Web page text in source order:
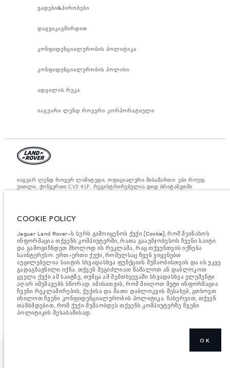
ვადები&პირობები
დაგვიკავშირდით
კონფიდენციალურობის პოლიტიკა
კონფიდენციალურობის პოლისი
ადგილის რუკა
იაგუარი ლენდ როვერი კორპორატიული
იაგუარ ლენდ როვერ ლიმიტედი, ოფიციალური მისამართი: ები როუდ,
უითლი, ქონვერთი CV3 4LF. რეგისტრირებულია დიდ ბრიტანეთში
მითითებულია მხოლოდ შედარებითი მიზნისათვის. ვებ გვერდზე
შესაძლებელია იცვლებოდეს ბაზრის მიხედვით და ცვლილება
აუცილებლად მოხდება შეტყობინების შემდეგ. დეტალური ინფორმაციის
მისაღებად, გთხოვთ, მიმართეთ ადგილობრივ დილერს.
მნიშვნელოვანი ინფორმაცია გამოსახულებისა და სპეციფიკაციის
შესახებ.ნახევარგამტარების გლობალური დეფიციტი ამჟამად გავლენას
ახდენს ავტომობილის კონსტრუქციის სპეციფიკაციებზე, მოდელების
ხელმისაწვდომობასა და აწყობის ვადებზე. ეს არის ძალიან დინამიური
სიტუაცია და, შედეგად, ვებსაიტში გამოყენებული გამოსახულება
შეიძლება სრულად არ ასახავდეს ფუნქციების, ოფციების, გაფორმებისა
და ფერის სქემების მიმდინარე სპეციფიკაციებს. გთხოვთ, მიმართოთ
თქვენს დილერს, რომელიც შეძლებს დაადასტუროს თქვენთან არსებული
შეზღუდვები, რომ იყოთ წინასწარ ინფორმირებული
COOKIE POLICY
Jaguar Land Rover-ს სურს გამოიყენოს ქუქი (Cookie), რომ შეინახოს
ინფორმაცია თქვენს კომპიუტერში, რათა გააუმჯობესოს ჩვენი საიტი
და გამოგიჩნდეთ მხოლოდ ის რეკლამა, რაც თქვენთვის იქნება
საინტერესო. ერთ-ერთი ქუქი, რომელსაც ჩვენ ვიყენებთ
აუცილებელია საიტის სხვადასხვა ფუნქციის მუშაობისთვის და ის უკვე
გადაგზავნილი იქნა. თქვენ შეგიძლიათ წაშალოთ ან დაბლოკოთ
ყველა ქუქი ამ საიტზე, თუმცა ამ შემთხვევაში სხვადასხვა ელემენტი
აღარ იმუშავებს სწორად. იმისათვის, რომ მიიღოთ მეტი ინფორმაცია
ჩვენი რეკლამირების, ქუქისა და მათი დაბლოკვის შესახებ, გთხოვთ
იხილოთ ჩვენი კონფიდენციალურობის პოლიტიკა. ჩახურვით, თქვენ
თანხმდებით, რომ ქუქი მუშაობდეს თქვენს კომპიუტერზე ჩვენი
პოლიტიკის შესაბამისად.
OK